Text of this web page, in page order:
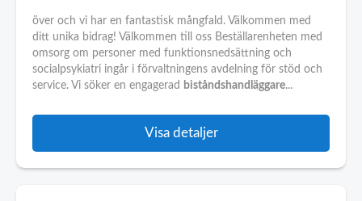
över och vi har en fantastisk mångfald. Välkommen med
ditt unika bidrag! Välkommen till oss Beställarenheten med
omsorg om personer med funktionsnedsättning och
socialpsykiatri ingår i förvaltningens avdelning för stöd och
service. Vi söker en engagerad biståndshandläggare...
Visa detaljer